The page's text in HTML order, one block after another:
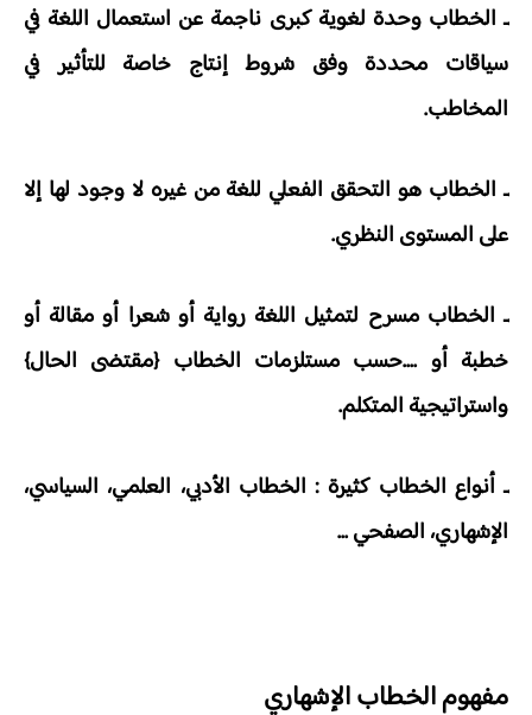
ـ الخطاب وحدة لغوية كبرى ناجمة عن استعمال اللغة في
سياقات محددة وفق شروط إنتاج خاصة للتأثير في
المخاطب.
ـ الخطاب هو التحقق الفعلي للغة من غيره لا وجود لها إلا
على المستوى النظري.
ـ الخطاب مسرح لتمثيل اللغة رواية أو شعرا أو مقالة أو
خطبة أو ....حسب مستلزمات الخطاب {مقتضى الحال}
واستراتيجية المتكلم.
ـ أنواع الخطاب كثيرة : الخطاب الأدبي، العلمي، السياسي،
الإشهاري، الصفحي ...
مفهوم الخطاب الإشهاري